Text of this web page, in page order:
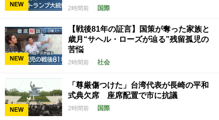
NEW
2時間前 国際
NEW
【戦後81年の証言】国策が奪った家族と
歳月“サヘル・ローズが辿る”残留孤児の
苦悩
2時間前 社会
NEW
「尊厳傷つけた」台湾代表が長崎の平和
式典欠席 座席配置で市に抗議
2時間前 国際